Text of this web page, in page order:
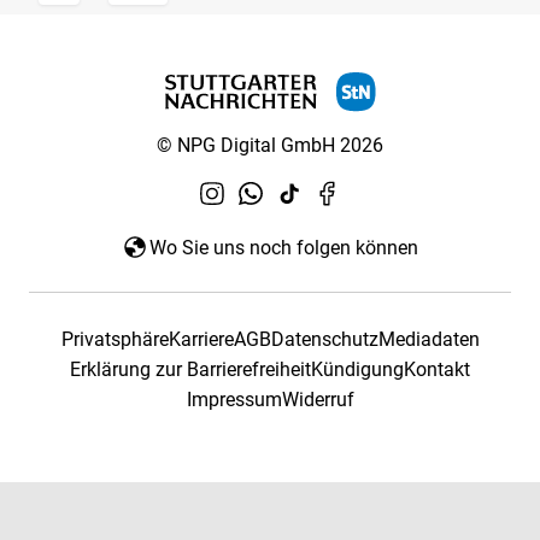
© NPG Digital GmbH 2026
Wo Sie uns noch folgen können
PrivatsphäreKarriereAGBDatenschutzMediadaten
Erklärung zur BarrierefreiheitKündigungKontakt
ImpressumWiderruf